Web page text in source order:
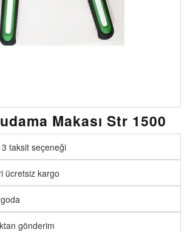
Makası Str 1500
3 taksit seçeneği
ücretsiz kargo
gönderim